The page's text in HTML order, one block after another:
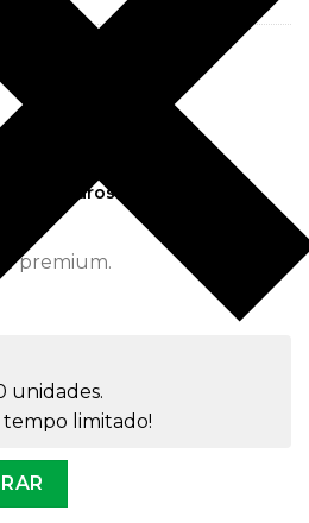
sem juros
premium.
unidades.
tempo limitado!
Aberta Dourada quantidade